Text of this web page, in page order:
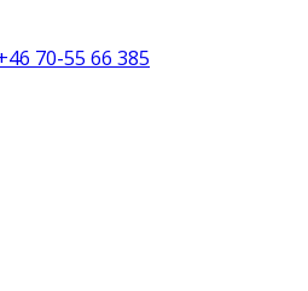
70-55 66 385